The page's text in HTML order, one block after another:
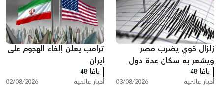
زلزال قوي يضرب مصر
ويشعر به سكان عدة دول
يافا 48
أخبار عالمية 03/08/2026
ترامب يعلن إلغاء الهجوم على
إيران
يافا 48
أخبار عالمية 02/08/2026